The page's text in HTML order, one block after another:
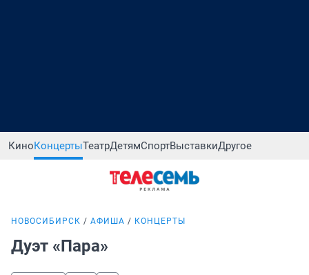
КиноКонцертыТеатрДетямСпортВыставкиДругое
НОВОСИБИРСК АФИША КОНЦЕРТЫ
Дуэт «Пара»